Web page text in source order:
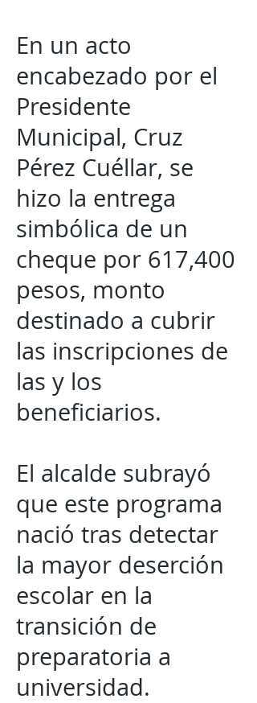
En un acto
encabezado por el
Presidente
Municipal, Cruz
Pérez Cuéllar, se
hizo la entrega
simbólica de un
cheque por 617,400
pesos, monto
destinado a cubrir
las inscripciones de
las y los
beneficiarios.
El alcalde subrayó
que este programa
nació tras detectar
la mayor deserción
escolar en la
transición de
preparatoria a
universidad.